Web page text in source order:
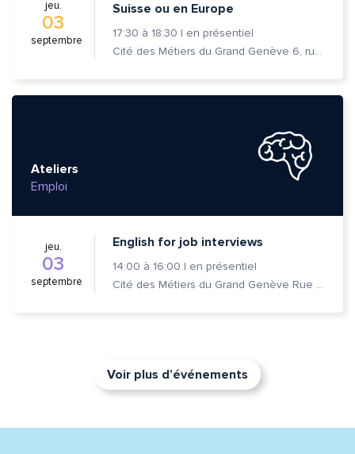
jeu.
03
septembre
Suisse ou en Europe
17:30 à 18:30 | en présentiel
Cité des Métiers du Grand Genève 6, rue Prévost-Martin 1205 Genève
Ateliers
Emploi
jeu.
03
septembre
English for job interviews
14:00 à 16:00 | en présentiel
Cité des Métiers du Grand Genève Rue Prévost-Martin 6 1205 Genève
Voir plus d’événements